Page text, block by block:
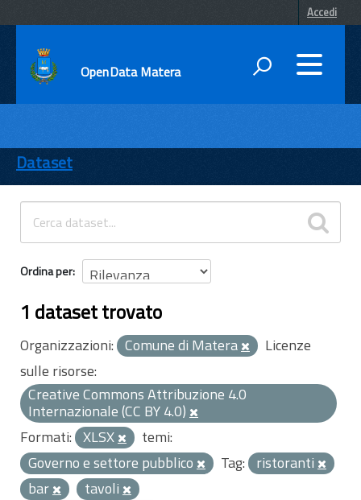
Accedi
OpenData Matera
ENTI
TEMI
INFORMAZIONI
Dataset
Ordina per
1 dataset trovato
Organizzazioni: Comune di Matera
Licenze
sulle risorse:
Creative Commons Attribuzione 4.0
Internazionale (CC BY 4.0)
Formati: XLSX
temi:
Governo e settore pubblico
Tag: ristoranti
bar
tavoli